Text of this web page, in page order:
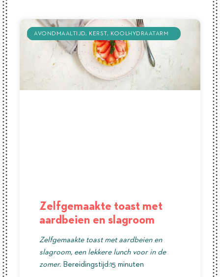
KOOLHYDRAATARM LUNCH RECEPT
Zelfgemaakte toast met
aardbeien en slagroom
Zelfgemaakte toast met aardbeien en
slagroom, een lekkere lunch voor in de
zomer. Bereidingstijd:15 minuten
AVONDMAALTIJD KOOLHYDRAATARM RECEPT
AVONDMAALTIJD KERST KOOLHYDRAATARM